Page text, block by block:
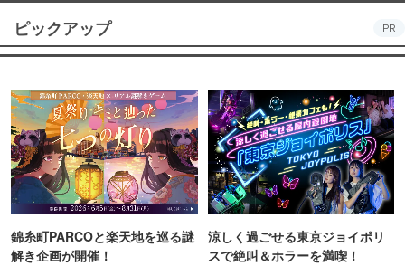
ピックアップ PR
錦糸町PARCOと楽天地を巡る謎
解き企画が開催！
涼しく過ごせる東京ジョイポリ
スで絶叫＆ホラーを満喫！